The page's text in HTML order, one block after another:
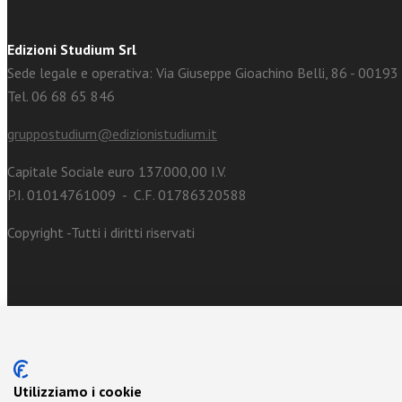
Edizioni Studium Srl
Sede legale e operativa: Via Giuseppe Gioachino Belli, 86 - 00193
Tel. 06 68 65 846
gruppostudium@edizionistudium.it
Capitale Sociale euro 137.000,00 I.V.
P.I. 01014761009 - C.F. 01786320588
Copyright -Tutti i diritti riservati
Utilizziamo i cookie